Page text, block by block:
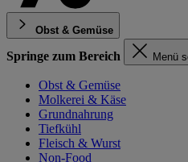
Obst & Gemüse
Springe zum Bereich Menü
Obst & Gemüse
Molkerei & Käse
Grundnahrung
Tiefkühl
Fleisch & Wurst
Non-Food